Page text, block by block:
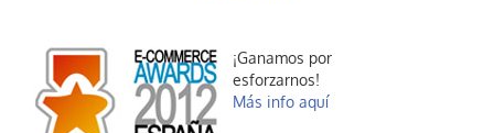
¡Ganamos por
esforzarnos!
Más info aquí